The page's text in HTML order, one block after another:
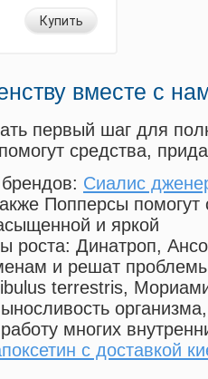
Купить
вместе с
первый шаг для
средства,
Сиалис
Попперсы помогут
и яркой
роста: Динатроп,
и решат
terrestris,
многих
с доставкой